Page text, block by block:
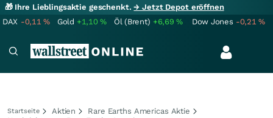
🎁 Ihre Lieblingsaktie geschenkt.→ Jetzt Depot eröffnen
DAX -0,11% Gold +1,10% Öl (Brent) +6,69% Dow Jones -0,21%
Startseite Aktien
Rare Earths Americas Aktie